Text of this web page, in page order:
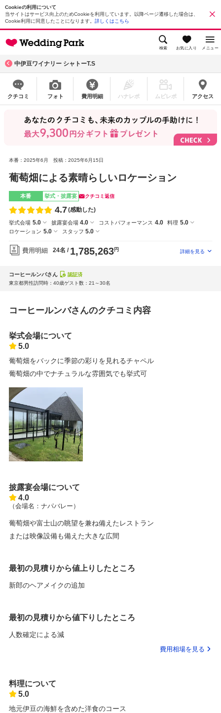
Cookieの利用について
当サイトはサービス向上のためCookieを利用しています。以降ページ遷移した場合は、
Cookie利用に同意したことになります。 詳しくはこちら
検索 お気に入り メニュー
中伊豆ワイナリー シャトーT.S
クチコミ フォト 費用明細 ハナレポ ムビレポ アクセス
本番：2025年6月 投稿：2025年6月15日
葡萄畑による素晴らしいロケーション
本番 挙式・披露宴 クチコミ返信
4.7(感動した)
挙式会場 5.0 披露宴会場 4.0 コストパフォーマンス 4.0 料理 5.0
ロケーション 5.0 スタッフ 5.0
費用明細 24名 1,785,263円
コーヒールンバさん
認証済
東京都男性訪問時：40歳ゲスト数：21～30名
コーヒールンバさんのクチコミ内容
挙式会場について
5.0
葡萄畑をバックに季節の彩りを見れるチャペル
葡萄畑の中でナチュラルな雰囲気でも挙式可
披露宴会場について
4.0
（会場名：ナパバレー）
葡萄畑や富士山の眺望を兼ね備えたレストラン
または映像設備も備えた大きな広間
最初の見積りから値上りしたところ
新郎のヘアメイクの追加
最初の見積りから値下りしたところ
人数確定による減
費用相場を見る
料理について
5.0
地元伊豆の海鮮を含めた洋食のコース